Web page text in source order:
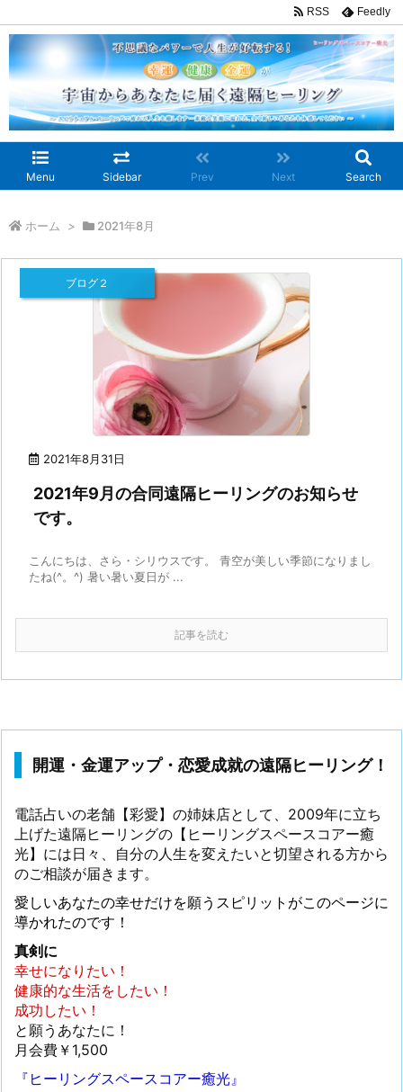
Menu Sidebar Prev Next Search
RSS Feedly
ホーム > 2021年8月
2021年8月31日
ブログ２
2021年9月の合同遠隔ヒーリングのお知らせ
です。
こんにちは、さら・シリウスです。 青空が美しい季節になりまし
たね(^。^) 暑い暑い夏日が ...
記事を読む
開運・金運アップ・恋愛成就の遠隔ヒーリング！
電話占いの老舗【彩愛】の姉妹店として、2009年に立ち
上げた遠隔ヒーリングの【ヒーリングスペースコアー癒
光】には日々、自分の人生を変えたいと切望される方から
のご相談が届きます。
愛しいあなたの幸せだけを願うスピリットがこのページに
導かれたのです！
真剣に
幸せになりたい！
健康的な生活をしたい！
成功したい！
と願うあなたに！
月会費￥1,500
『ヒーリングスペースコアー癒光』